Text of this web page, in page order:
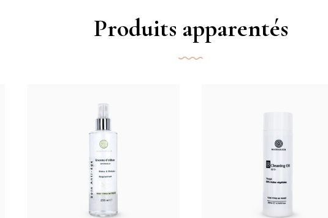
Produits apparentés